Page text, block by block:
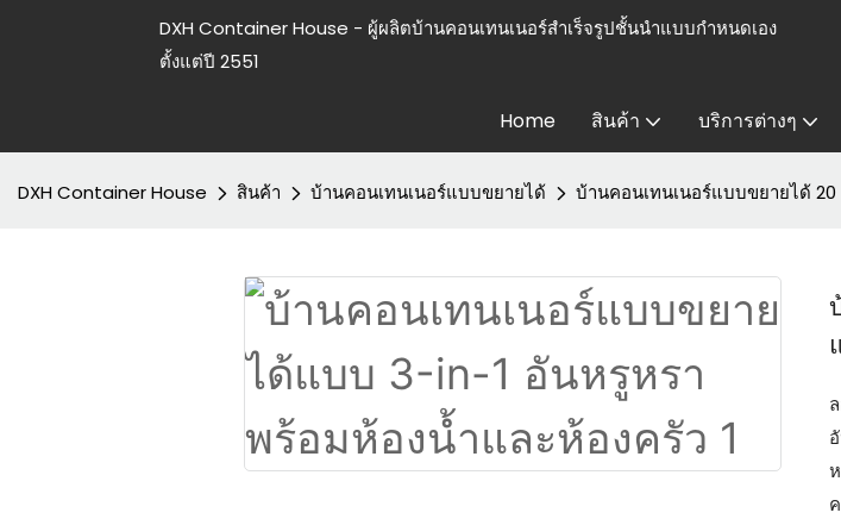
DXH Container House - ผู้ผลิตบ้านคอนเทนเนอร์สำเร็จรูปชั้นนำแบบกำหนดเอง
ตั้งแต่ปี 2551
Home สินค้า บริการต่างๆ
DXH Container House สินค้า บ้านคอนเทนเนอร์แบบขยายได้ บ้านคอนเทนเนอร์แบบขยายได้